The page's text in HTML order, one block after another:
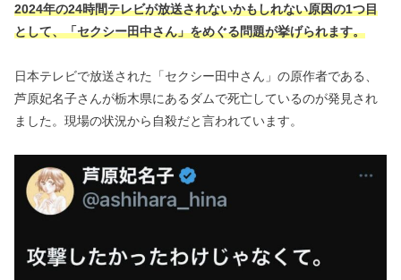
2024年の24時間テレビが放送されないかもしれない原因の1つ目
として、「セクシー田中さん」をめぐる問題が挙げられます。
日本テレビで放送された「セクシー田中さん」の原作者である、
芦原妃名子さんが栃木県にあるダムで死亡しているのが発見され
ました。現場の状況から自殺だと言われています。